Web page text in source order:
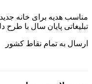
مناسب هدیه برای خانه
تبلیغاتی پایان سال با طرح
ارسال به تمام نقاط کشور